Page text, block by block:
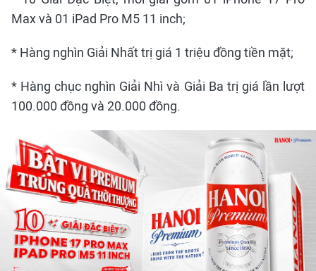
Max và 01 iPad Pro M5 11 inch;
* Hàng nghìn Giải Nhất trị giá 1 triệu đồng tiền mặt;
* Hàng chục nghìn Giải Nhì và Giải Ba trị giá lần lượt
100.000 đồng và 20.000 đồng.